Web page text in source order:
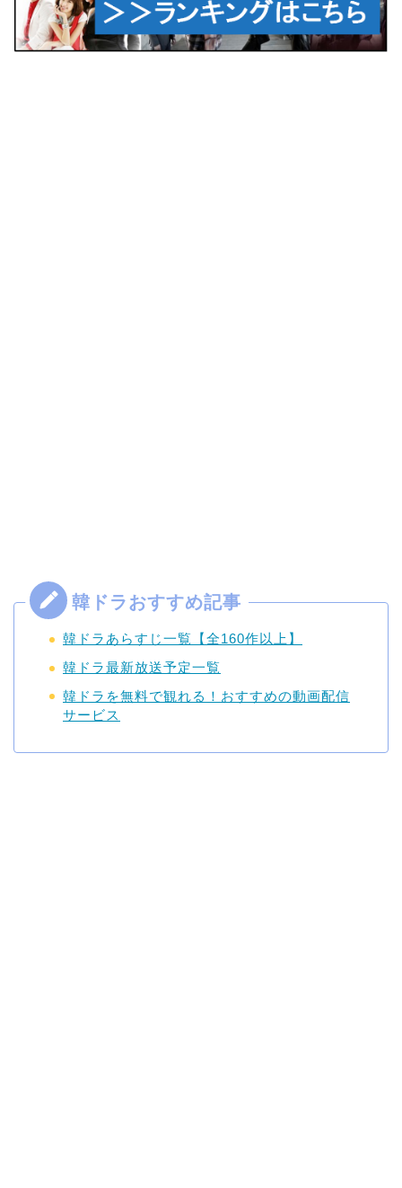
韓ドラあらすじ一覧【全160作以上】
韓ドラ最新放送予定一覧
韓ドラを無料で観れる！おすすめの動画配信
サービス